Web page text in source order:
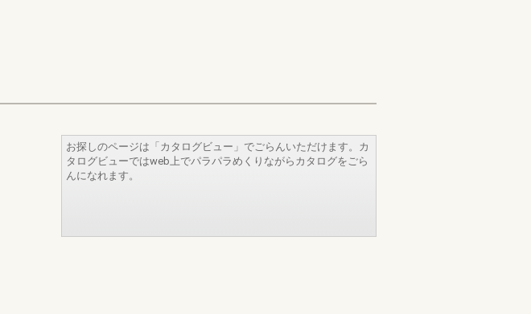
お探しのページは「カタログビュー」でごらんいただけます。カ
タログビューではweb上でパラパラめくりながらカタログをごら
んになれます。